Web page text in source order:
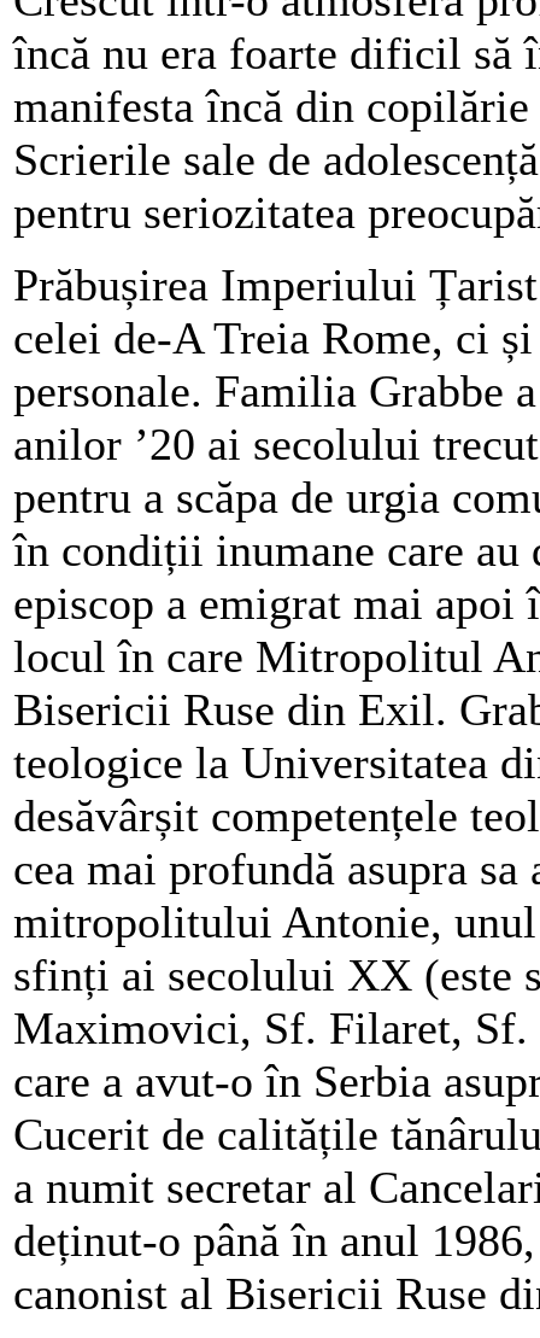
încă nu era foarte dificil
manifesta încă din
Scrierile sale de
pentru seriozitatea
Prăbușirea Imperiului
celei de-A Treia Rome, ci
personale. Familia Grabbe
anilor ’20 ai secolului
pentru a scăpa de urgia
în condiții inumane care
episcop a emigrat mai
locul în care Mitropolitul
Bisericii Ruse din Exil.
teologice la Universitatea
desăvârșit competențele
cea mai profundă asupra sa
mitropolitului Antonie,
sfinți ai secolului XX (este
Maximovici, Sf. Filaret,
care a avut-o în Serbia
Cucerit de calitățile
a numit secretar al
deținut-o până în anul
canonist al Bisericii Ruse